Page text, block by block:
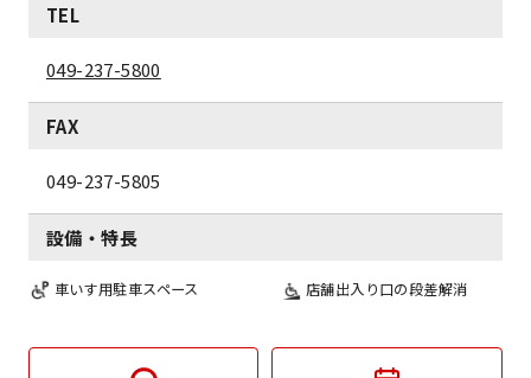
TEL
049-237-5800
FAX
049-237-5805
設備・特長
車いす用駐車スペース 店舗出入り口の段差解消